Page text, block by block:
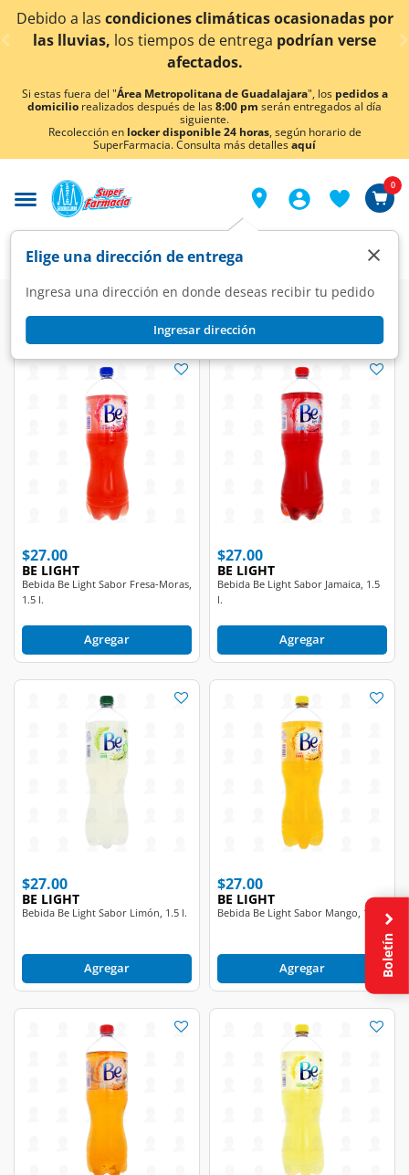
< div class="carousel-inner">
Debido a las condiciones climáticas ocasionadas por
las lluvias, los tiempos de entrega podrían verse
afectados.
Si estas fuera del "Área Metropolitana de Guadalajara", los pedidos a
domicilio realizados después de las8:00 pm serán entregados al día
siguiente.
Recolección en locker disponible 24 horas, según horario de
SuperFarmacia. Consulta más detallesaquí
Elige una dirección de entrega
Ingresa una dirección en donde deseas recibir tu pedido
Ingresar dirección
×
0
(7 productos)
$27.00
BE LIGHT
Bebida Be Light Sabor Fresa-Moras,
1.5 l.
Agregar
$27.00
BE LIGHT
Bebida Be Light Sabor Jamaica, 1.5
l.
Agregar
$27.00
BE LIGHT
Bebida Be Light Sabor Limón, 1.5 l.
Agregar
$27.00
BE LIGHT
Bebida Be Light Sabor Mango, 1.5 l.
Agregar Boletín